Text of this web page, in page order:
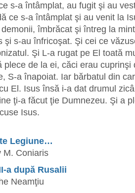
s-a întâmplat, au fugit şi au
ce s-a întâmplat şi au venit la
îmbrăcat şi întreg la
şi s-au înfricoşat. Şi cei ce
Şi L-a rugat pe El toată
plece de la ei, căci erau cuprinşi
S-a înapoiat. Iar bărbatul din
El. Isus însă i-a dat drumul
ţi-a făcut ţie Dumnezeu. Şi a
Isus.
Legiune…
Coniaris
a după Rusalii
Neamţiu